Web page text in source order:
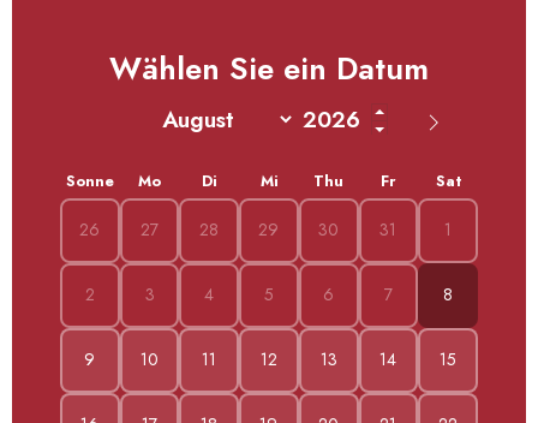
Wählen Sie ein Datum
Sonne Mo Di Mi Thu Fr Sat
26 27 28 29 30 31 1
2 3 4 5 6 7 8
9 10 11 12 13 14 15